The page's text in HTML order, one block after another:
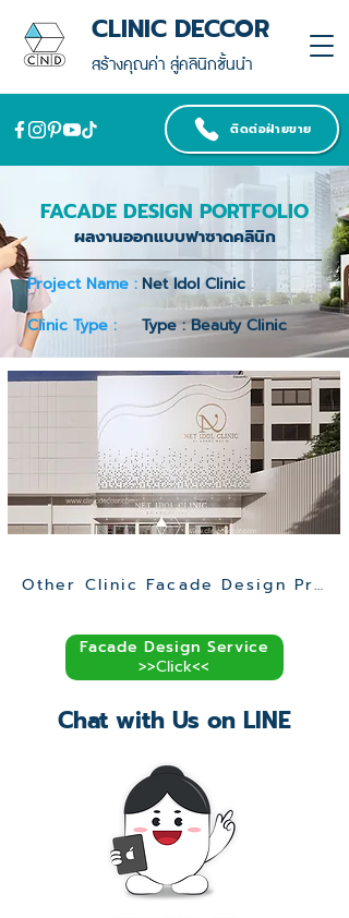
สร้างคุณค่า สู่คลินิกชั้นนำ
CLINIC DECCOR
ติดต่อฝ่ายขาย
FACADE DESIGN PORTFOLIO
ผลงานออกแบบฟาซาดคลินิก
Project Name : Net Idol Clinic
Clinic Type :
Type : Beauty Clinic
Other Clinic Facade Design Projects >>
Facade Design Service
>>Click<<
Chat with Us on LINE